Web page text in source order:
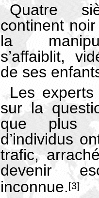
Quatre
continent
la
s’affaiblit,
de ses
Les experts
sur la
que plus
d’individus
trafic,
devenir
inconnue. [3]